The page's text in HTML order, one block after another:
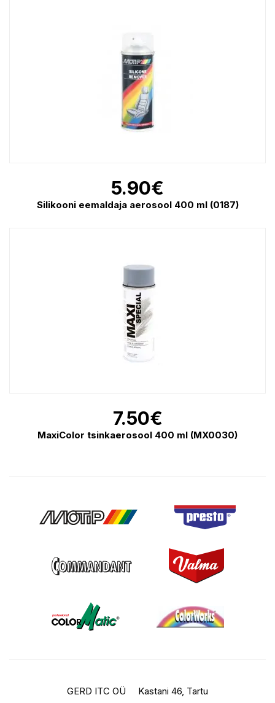
5.90€
Silikooni eemaldaja aerosool 400 ml (0187)
7.50€
MaxiColor tsinkaerosool 400 ml (MX0030)
GERD ITC OÜ Kastani 46, Tartu